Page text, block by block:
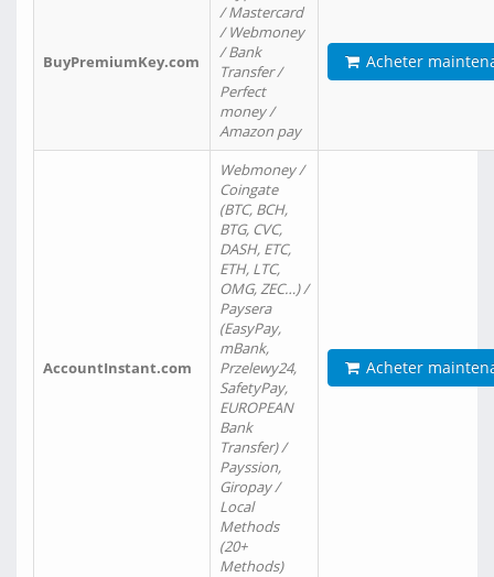
BuyPremiumKey.com
/ Mastercard
/ Webmoney
/ Bank
Transfer /
Perfect
money /
Amazon pay
Acheter
AccountInstant.com
Webmoney /
Coingate
(BTC, BCH,
BTG, CVC,
DASH, ETC,
ETH, LTC,
OMG, ZEC…) /
Paysera
(EasyPay,
mBank,
Przelewy24,
SafetyPay,
EUROPEAN
Bank
Transfer) /
Payssion,
Giropay /
Local
Methods
(20+
Methods)
Acheter